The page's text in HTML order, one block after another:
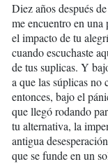
Diez años después
me encuentro en
el impacto de tu
cuando escuchaste
de tus suplicas. Y
a que las súplicas no
entonces, bajo el
que llegó rodando
tu alternativa, la
antigua
que se funde en un